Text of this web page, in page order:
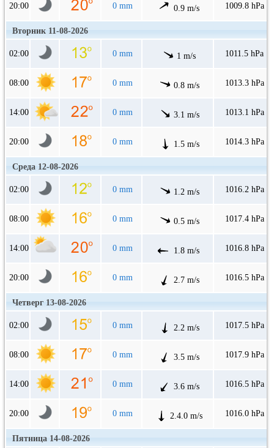
20:00 0 mm 0.9 m/s 1009.8 hPa
Вторник 11-08-2026
02:00 0 mm 1 m/s 1011.5 hPa
08:00 0 mm 0.8 m/s 1013.3 hPa
14:00 0 mm 3.1 m/s 1013.1 hPa
20:00 0 mm 1.5 m/s 1014.3 hPa
Среда 12-08-2026
02:00 0 mm 1.2 m/s 1016.2 hPa
08:00 0 mm 0.5 m/s 1017.4 hPa
14:00 0 mm 1.8 m/s 1016.8 hPa
20:00 0 mm 2.7 m/s 1016.5 hPa
Четверг 13-08-2026
02:00 0 mm 2.2 m/s 1017.5 hPa
08:00 0 mm 3.5 m/s 1017.9 hPa
14:00 0 mm 3.6 m/s 1016.5 hPa
20:00 0 mm 2.4.0 m/s 1016.0 hPa
Пятница 14-08-2026